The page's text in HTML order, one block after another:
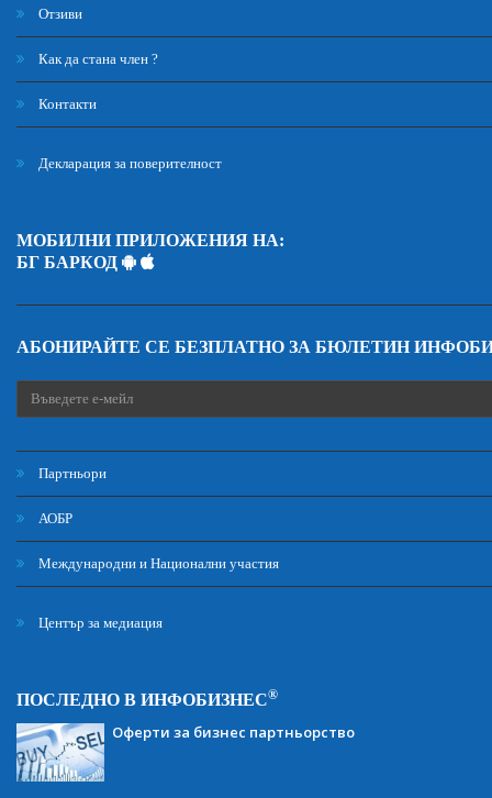
Отзиви
Как да стана член ?
Контакти
Декларация за поверителност
МОБИЛНИ ПРИЛОЖЕНИЯ НА:
БГ БАРКОД
АБОНИРАЙТЕ СЕ БЕЗПЛАТНО ЗА БЮЛЕТИН
Партньори
АОБР
Международни и Национални участия
Център за медиация
ПОСЛЕДНО В ИНФОБИЗНЕС®
Оферти за бизнес партньорство